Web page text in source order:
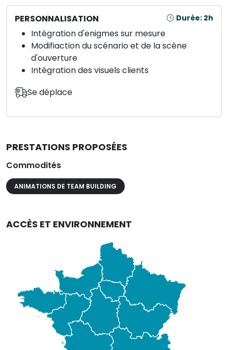
PERSONNALISATION Durée: 2h
Intégration d'enigmes sur mesure
Modifiaction du scénario et de la scène
d'ouverture
Intégration des visuels clients
Se déplace
PRESTATIONS PROPOSÉES
Commodités
ANIMATIONS DE TEAM BUILDING
ACCÈS ET ENVIRONNEMENT